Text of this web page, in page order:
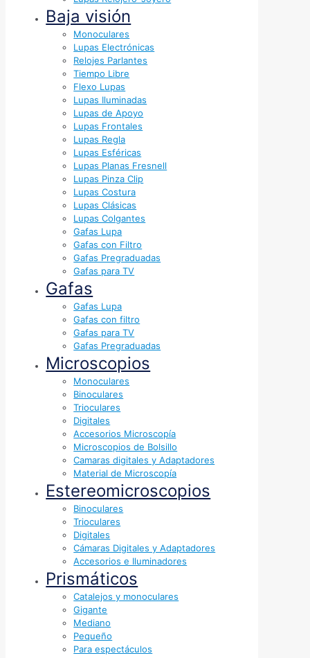
Baja visión
Monoculares
Lupas Electrónicas
Relojes Parlantes
Tiempo Libre
Flexo Lupas
Lupas Iluminadas
Lupas de Apoyo
Lupas Frontales
Lupas Regla
Lupas Esféricas
Lupas Planas Fresnell
Lupas Pinza Clip
Lupas Costura
Lupas Clásicas
Lupas Colgantes
Gafas Lupa
Gafas con Filtro
Gafas Pregraduadas
Gafas para TV
Gafas
Gafas Lupa
Gafas con filtro
Gafas para TV
Gafas Pregraduadas
Microscopios
Monoculares
Binoculares
Trioculares
Digitales
Accesorios Microscopía
Microscopios de Bolsillo
Camaras digitales y Adaptadores
Material de Microscopía
Estereomicroscopios
Binoculares
Trioculares
Digitales
Cámaras Digitales y Adaptadores
Accesorios e Iluminadores
Prismáticos
Catalejos y monoculares
Gigante
Mediano
Pequeño
Para espectáculos